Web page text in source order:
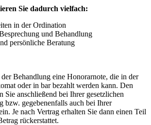
Sie dadurch vielfach:
in der Ordination
und Behandlung
persönliche Beratung
Behandlung eine Honorarnote, die in der
oder in bar bezahlt werden kann. Den
Sie anschließend bei Ihrer gesetzlichen
bzw. gegebenenfalls auch bei Ihrer
Je nach Vertrag erhalten Sie dann einen Teil
rückerstattet.